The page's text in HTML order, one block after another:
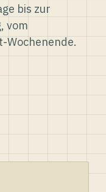
bis zur
vom
Wochenende.